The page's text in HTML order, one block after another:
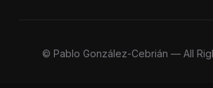
© Pablo González-Cebrián — All